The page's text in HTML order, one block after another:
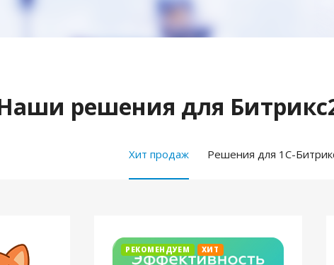
решения для
Хит продаж Решения для 1С-
РЕКОМЕНДУЕМ ХИТ